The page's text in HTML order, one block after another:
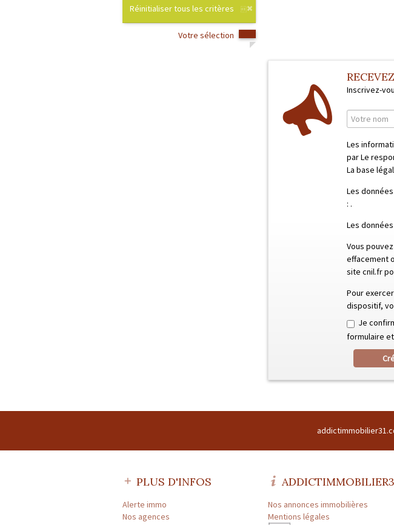
Réinitialiser tous les critères
Votre sélection
Inscrivez-
Les
par Le
La base
Les
: .
Les
Vous
effacement
site cnil.fr
Pour
dispositif,
Je
formulaire
PLUS D'INFOS
Alerte immo
Nos agences
Nos annonces immobilières
Mentions légales